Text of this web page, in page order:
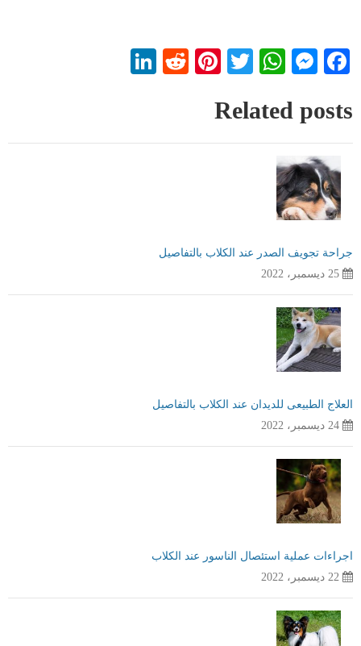
Facebook
Messenger
WhatsApp
Twitter
Pinterest
Reddit
Related posts
جراحة تجويف الصدر عند الكلاب بالتفاصيل
25 ديسمبر، 2022
العلاج الطبيعى للديدان عند الكلاب بالتفاصيل
24 ديسمبر، 2022
اجراءات عملية استئصال الناسور عند الكلاب
22 ديسمبر، 2022